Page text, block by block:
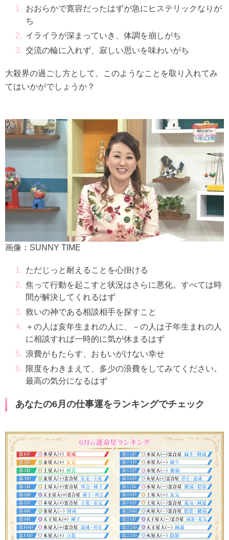
おおらかで寛容だったはずが急にヒステリックなりが
ち
イライラが深まっていき、体調を崩しがち
交流の輪に入れず、寂しい思いを味わいがち
大殺界の過ごし方として、このようなことを取り入れてみ
てはいかがでしょうか？
画像：SUNNY TIME
ただじっと耐えることを心掛ける
焦って行動を起こすと状況はさらに悪化。すべては時
間が解決してくれるはず
救いの神である相談相手を探すこと
＋の人は亥年生まれの人に、－の人は子年生まれの人
に相談すれば一時的に気が休まるはず
浪費がもたらす、おもいがけない幸せ
限度をわきまえて、多少の浪費をしてみてください。
最高の気分になるはず
あなたの6月の仕事運をランキングでチェック